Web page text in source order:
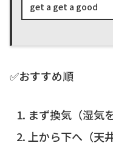
get a get a good
✅おすすめ順
まず換気（湿気
上から下へ（天